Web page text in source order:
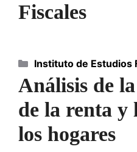
Fiscales
Análisis de
de la renta y
los hogares
Categorías
Instituto de Estudios